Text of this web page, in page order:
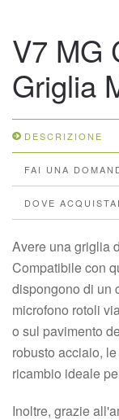
V7 MG
Griglia
DESCRIZIONE
FAI UNA
DOVE
Avere una griglia
Compatibile con
dispongono di un
microfono rotoli
o sul pavimento
robusto acciaio,
ricambio ideale
Inoltre, grazie